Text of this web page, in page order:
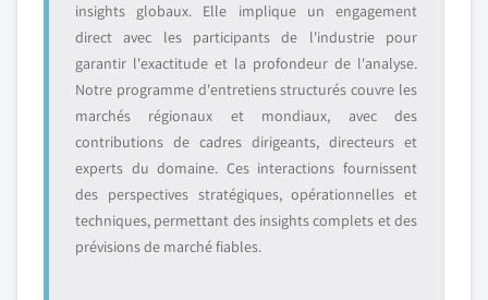
insights globaux. Elle implique un engagement
direct avec les participants de l'industrie pour
garantir l'exactitude et la profondeur de l'analyse.
Notre programme d'entretiens structurés couvre les
marchés régionaux et mondiaux, avec des
contributions de cadres dirigeants, directeurs et
experts du domaine. Ces interactions fournissent
des perspectives stratégiques, opérationnelles et
techniques, permettant des insights complets et des
prévisions de marché fiables.